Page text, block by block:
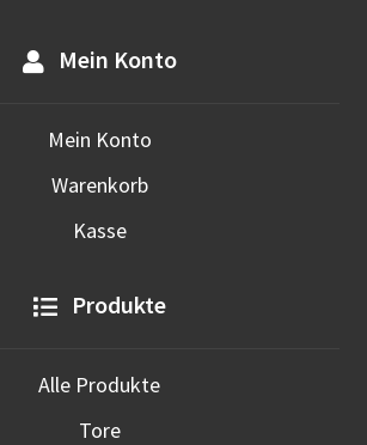
Mein Konto
Mein Konto
Warenkorb
Kasse
Produkte
Alle Produkte
Tore